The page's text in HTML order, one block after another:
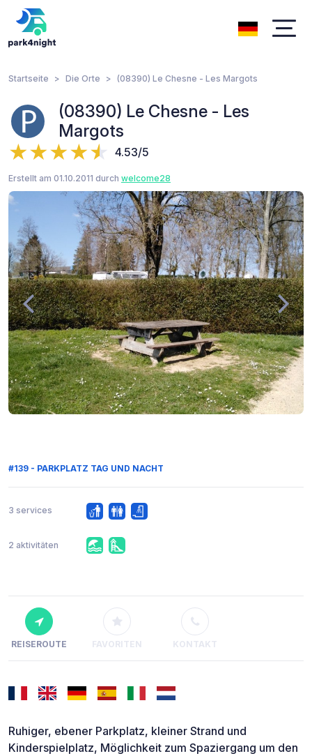
Startseite Die Orte (08390) Le Chesne - Les Margots
(08390) Le Chesne - Les
Margots
4.53/5
Erstellt am 01.10.2011 durch welcome28
#139 - PARKPLATZ TAG UND NACHT
3 services
2 aktivitäten
REISEROUTE FAVORITEN KONTAKT
Ruhiger, ebener Parkplatz, kleiner Strand und
Kinderspielplatz, Möglichkeit zum Spaziergang um den